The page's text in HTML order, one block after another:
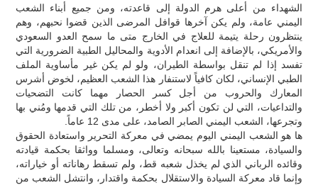
الشهداء من أعلى هرم الدولة إلى قاعدته، ومن جميع أبناء الشعب
اليمني عامة، ولم يكن آخرها قوافل المرضى الذين قضوا نحبهم، وهم
ينتظرون رحلة يتيمة للعلاج في الخارج متى ما سمح العدو السعودي
والأمريكي، بالإضافة إلى انعدام الأدوية والمحاليل الطبية الضرورية التي
تفسد إذا لم تنقل بواسطة الطيران، ولو لم يكن غير مأساوية الملف
الطبي الإنساني، لكان كافياً لاستنفار هذا الشعب العظيم، لخوض أشرس
المعارك والحروب من أجل كسر الحصار مهما كانت التضحيات
والتداعيات، التي لن تكون أكبر ولا أخطر، من تلك التي قدمها ومُني بها
وتجرعها، الشعب اليمني الصابر الصامد، على مدى 12 عاماً.
ها هو الشعب اليمني اليوم يمضي في معركة التحرير واستعادة الحقوق
والسيادة، مستعينا بالله سبحانه وتعالى، ومسلما وواثقا بحكمة قيادته
وقائده الرباني الذي لم يخذل شعبه قط، ولم تسقط رهاناته أو خياراته،
وإنما قاد معركة السيادة والاستقلال بحكمة واقتدار، وانتشل الشعب من